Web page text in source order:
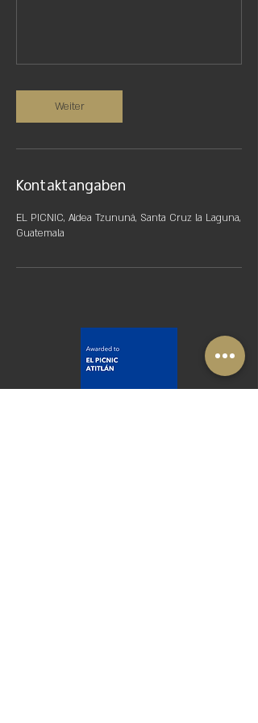
Weiter
Kontaktangaben
EL PICNIC, Aldea Tzununá, Santa Cruz la Laguna,
Guatemala